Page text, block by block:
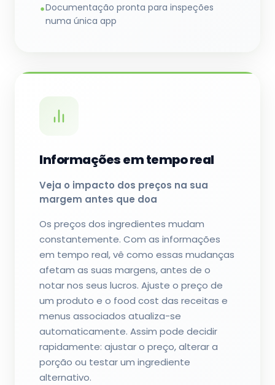
•Documentação pronta para inspeções
numa única app
Informações em tempo real
Veja o impacto dos preços na sua
margem antes que doa
Os preços dos ingredientes mudam
constantemente. Com as informações
em tempo real, vê como essas mudanças
afetam as suas margens, antes de o
notar nos seus lucros. Ajuste o preço de
um produto e o food cost das receitas e
menus associados atualiza-se
automaticamente. Assim pode decidir
rapidamente: ajustar o preço, alterar a
porção ou testar um ingrediente
alternativo.